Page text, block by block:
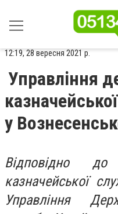
12:19, 28 вересня 2021 р.
Управління
у
Відповідно
казначейської
Управління